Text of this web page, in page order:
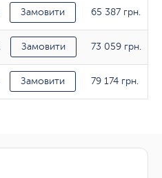
Замовити 65 387 грн.
Замовити 73 059 грн.
Замовити 79 174 грн.